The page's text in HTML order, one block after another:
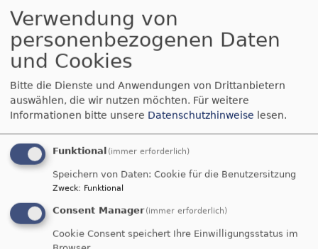
Startseite Pädagogik
Konzeption
Hier finden Sie die
Konzeption des
Evangelischen
Montessori
Röttenbach, Stand Juli
2025, verfasst von Kinderhausleiterin Swantje
Schneider.
Verwendung von
personenbezogenen Daten
und Cookies
Bitte die Dienste und Anwendungen von Drittanbietern
auswählen, die wir nutzen möchten. Für weitere
Informationen bitte unsere Datenschutzhinweise lesen.
Funktional (immer erforderlich)
Speichern von Daten: Cookie für die Benutzersitzung
Zweck: Funktional
Consent Manager (immer erforderlich)
Cookie Consent speichert Ihre Einwilligungsstatus im